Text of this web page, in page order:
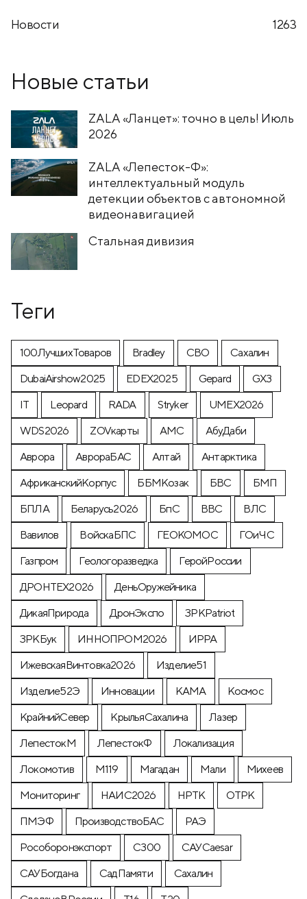
Новости 1263
Новые статьи
ZALA «Ланцет»: точно в цель! Июль
2026
ZALA «Лепесток-Ф»:
интеллектуальный модуль
детекции объектов с автономной
видеонавигацией
Стальная дивизия
Теги
100ЛучшихТоваров Bradley CВО
Cахалин
DubaiAirshow2025
EDEX2025 Gepard
GX3
IT
Leopard RADA Stryker
UMEX2026
WDS2026
ZOVкарты АМС
АбуДаби
Аврора
АврораБАС Алтай
Антарктика
АфриканскийКорпус
ББМКозак БВС
БМП
БПЛА
Беларусь2026 БпС ВВС
ВЛС
Вавилов
ВойскаБПС ГЕОКОМОС
ГОиЧС
Газпром
Геологоразведка
ГеройРоссии
ДРОНТЕХ2026
ДеньОружейника
ДикаяПрирода
ДронЭкспо
ЗРКPatriot
ЗРКБук
ИННОПРОМ2026
ИРРА
ИжевскаяВинтовка2026
Изделие51
Изделие52Э
Инновации КАМА
Космос
КрайнийСевер
КрыльяСахалина
Лазер
ЛепестокМ
ЛепестокФ
Локализация
Локомотив
М119 Магадан Мали
Михеев
Мониторинг
НАИС2026 НРТК
ОТРК
ПМЭФ
ПроизводствоБАС
РАЭ
Рособоронэкспорт
С300
САУCaesar
САУБогдана
СадПамяти
Сахалин